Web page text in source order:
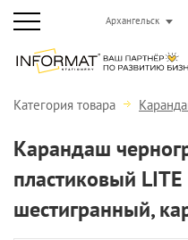
Архангельск
Категория товара
Карандаш
пластиковый
шестигранный,